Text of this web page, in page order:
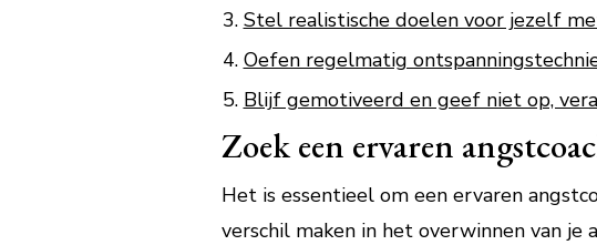
Stel realistische doelen voor jezelf
Oefen regelmatig
Blijf gemotiveerd en geef niet op,
Zoek een ervaren
Het is essentieel om een ervaren
verschil maken in het overwinnen van je